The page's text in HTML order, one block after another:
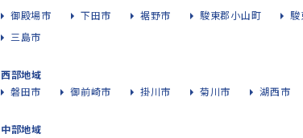
御殿場市
下田市 裾野市 駿東郡小山町
三島市
西部地域
磐田市
御前崎市 掛川市 菊川市 湖西市
中部地域